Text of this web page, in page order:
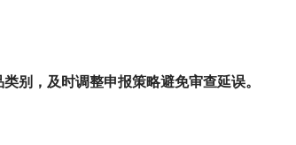
类别，及时调整申报策略避免审查延误。